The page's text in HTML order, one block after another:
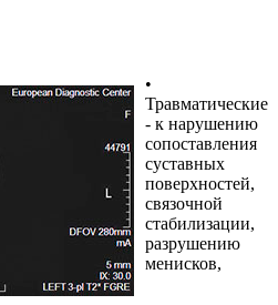
•
Травматические
- к нарушению
сопоставления
суставных
поверхностей,
связочной
стабилизации,
разрушению
менисков,